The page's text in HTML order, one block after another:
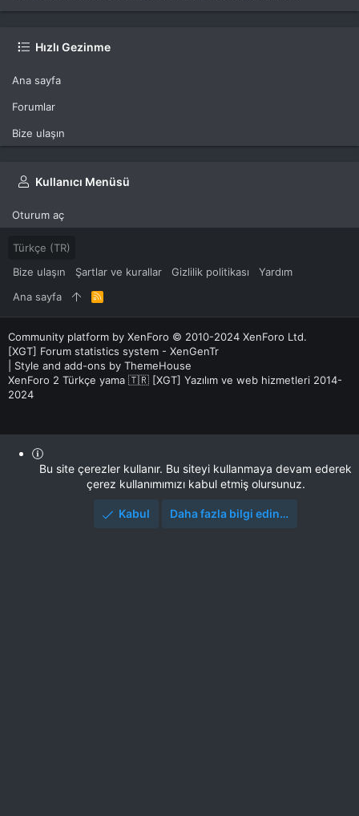
Hızlı Gezinme
Ana sayfa
Forumlar
Bize ulaşın
Kullanıcı Menüsü
Oturum aç
Türkçe (TR)
Bize ulaşın
Şartlar ve kurallar Gizlilik politikası
Yardım
Ana sayfa
R
S
Community platform by XenForo © 2010-2024 XenForo Ltd.
[XGT] Forum statistics system - XenGenTr
Style and add-ons by ThemeHouse
XenForo 2 Türkçe yama 🇹🇷 [XGT] Yazılım ve web hizmetleri 2014-
2024
Bu site çerezler kullanır. Bu siteyi kullanmaya devam ederek
çerez kullanımımızı kabul etmiş olursunuz.
Kabul Daha fazla bilgi edin…